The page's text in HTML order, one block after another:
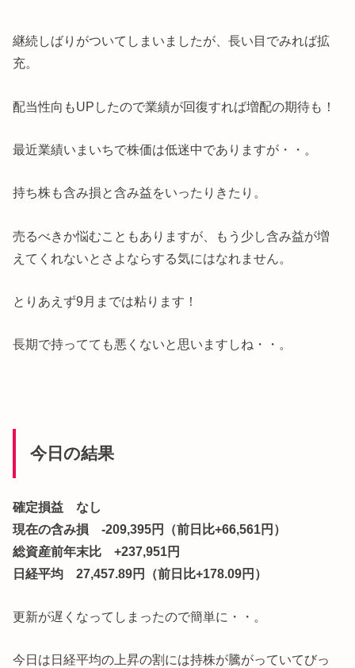
継続しばりがついてしまいましたが、長い目でみれば拡
充。
配当性向もUPしたので業績が回復すれば増配の期待も！
最近業績いまいちで株価は低迷中でありますが・・。
持ち株も含み損と含み益をいったりきたり。
売るべきか悩むこともありますが、もう少し含み益が増
えてくれないとさよならする気にはなれません。
とりあえず9月までは粘ります！
長期で持ってても悪くないと思いますしね・・。
今日の結果
確定損益 なし
現在の含み損 -209,395円（前日比+66,561円）
総資産前年末比 +237,951円
日経平均 27,457.89円（前日比+178.09円）
更新が遅くなってしまったので簡単に・・。
今日は日経平均の上昇の割には持株が騰がっていてびっ